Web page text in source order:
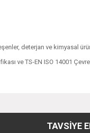
deterjan ve kimyasal
ve TS-EN ISO 14001
TAVSİYE